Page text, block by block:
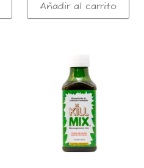
Añadir al carrito
BIOPESTICIDA
cantidad